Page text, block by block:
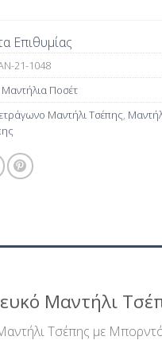
Επιθυμίας
21-1048
Μαντήλια Ποσέτ
Μαντήλι Τσέπης,
Μαντήλι
Τσέπης με